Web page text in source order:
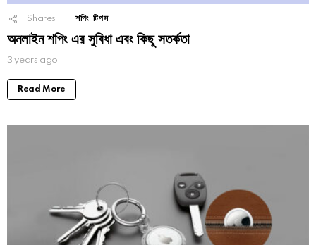
1 Shares শপিং টিপস
অনলাইন শপিং এর সুবিধা এবং কিছু সতর্কতা
3 years ago
Read More